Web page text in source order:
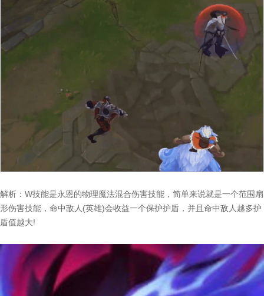
解析：W技能是永恩的物理魔法混合伤害技能，简单来说就是一个范围扇
形伤害技能，命中敌人(英雄)会收益一个保护护盾，并且命中敌人越多护
盾值越大!